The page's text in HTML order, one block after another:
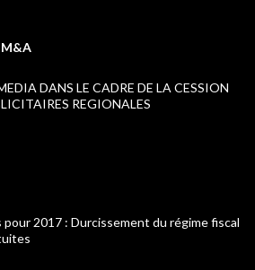
M&A
DANS LE CADRE DE LA CESSION
REGIONALES
pour 2017 : Durcissement du régime fiscal